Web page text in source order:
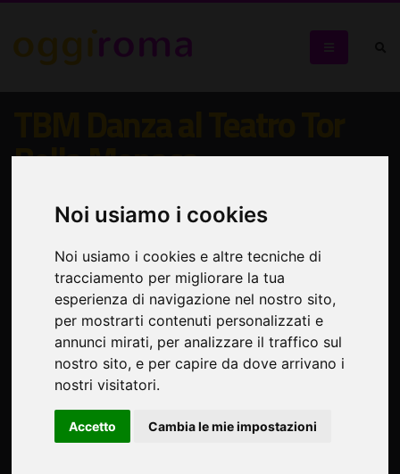
Noi usiamo i cookies
Noi usiamo i cookies e altre tecniche di
tracciamento per migliorare la tua
esperienza di navigazione nel nostro sito,
per mostrarti contenuti personalizzati e
annunci mirati, per analizzare il traffico sul
nostro sito, e per capire da dove arrivano i
nostri visitatori.
Accetto Cambia le mie impostazioni
Bella Monaca
Torna il Festival Internazionale di Danza Contemporanea